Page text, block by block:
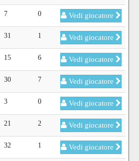
7 0 Vedi giocatore
31 1 Vedi giocatore
15 6 Vedi giocatore
30 7 Vedi giocatore
3 0 Vedi giocatore
21 2 Vedi giocatore
32 1 Vedi giocatore